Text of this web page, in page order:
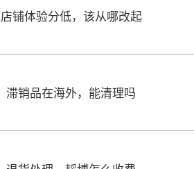
店铺体验分低，该从哪改起
滞销品在海外，能清理吗